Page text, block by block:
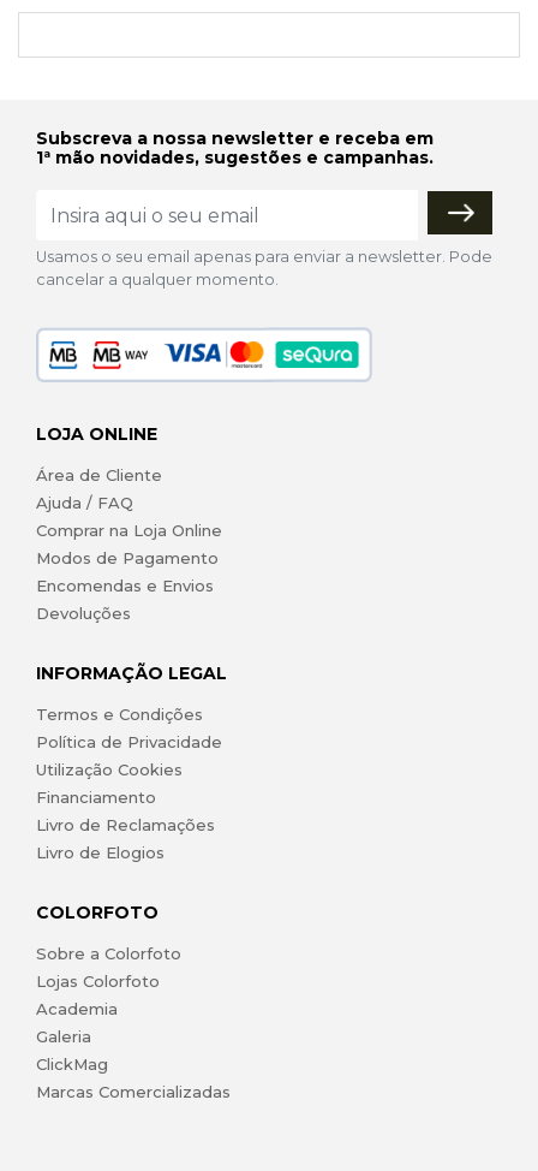
Subscreva a nossa newsletter e receba em
1ª mão novidades, sugestões e campanhas.
Usamos o seu email apenas para enviar a newsletter. Pode
cancelar a qualquer momento.
LOJA ONLINE
Área de Cliente
Ajuda / FAQ
Comprar na Loja Online
Modos de Pagamento
Encomendas e Envios
Devoluções
INFORMAÇÃO LEGAL
Termos e Condições
Política de Privacidade
Utilização Cookies
Financiamento
Livro de Reclamações
Livro de Elogios
COLORFOTO
Sobre a Colorfoto
Lojas Colorfoto
Academia
Galeria
ClickMag
Marcas Comercializadas